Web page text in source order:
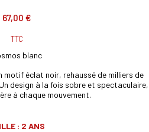
67,00 €
TTC
blanc
motif éclat noir, rehaussé de milliers de
design à la fois sobre et spectaculaire,
à chaque mouvement.
: 2 ANS